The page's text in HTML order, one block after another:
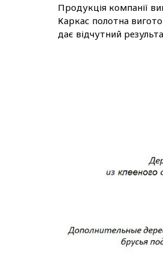
Продукція компанії
Каркас полотна
дає відчутний